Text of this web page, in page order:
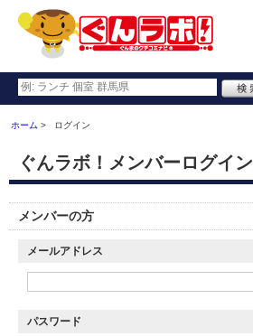
ホーム ログイン
ぐんラボ！メンバーログイン
メンバーの方
メールアドレス
パスワード